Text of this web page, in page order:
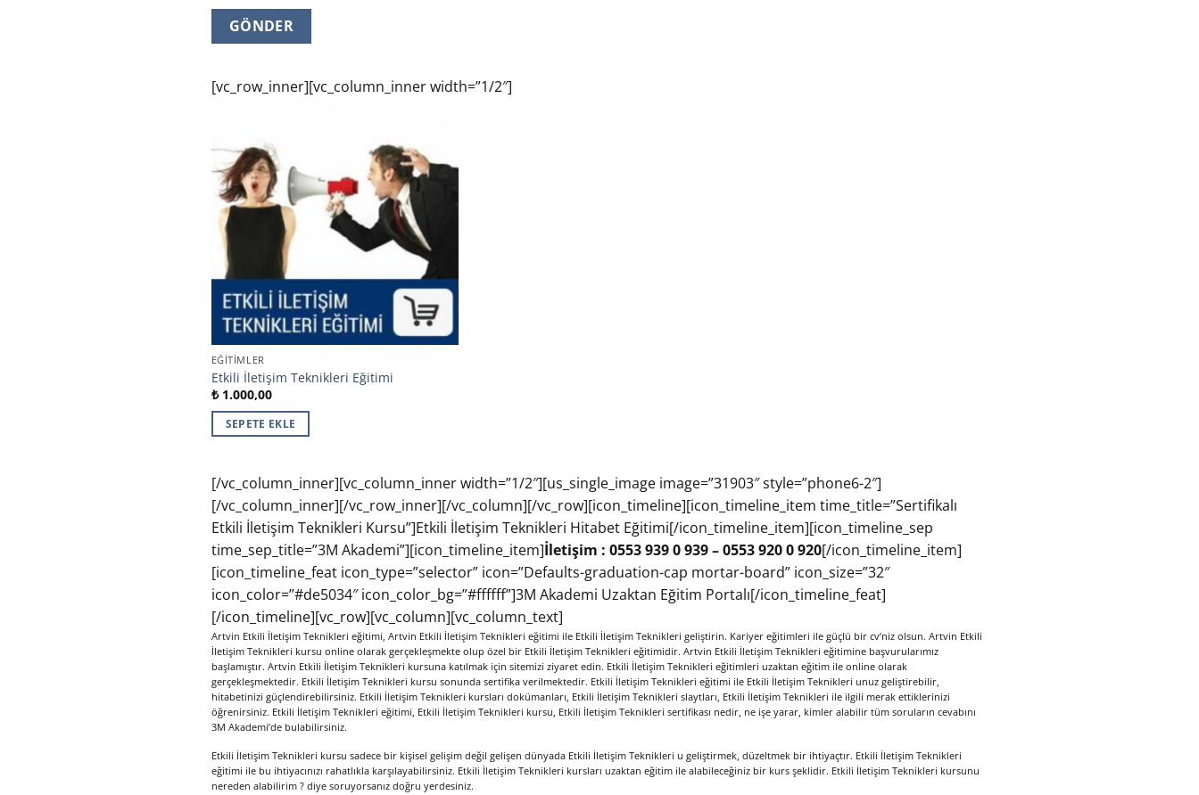
[vc_row_inner][vc_column_inner width=”1/2″]
EĞITIMLER
Etkili İletişim Teknikleri Eğitimi
₺1.000,00
SEPETE EKLE
[/vc_column_inner][vc_column_inner width=”1/2″][us_single_image image=”31903″ style=”phone6-2″]
[/vc_column_inner][/vc_row_inner][/vc_column][/vc_row][icon_timeline][icon_timeline_item time_title=”Sertifikalı
Etkili İletişim Teknikleri Kursu”]Etkili İletişim Teknikleri Hitabet Eğitimi[/icon_timeline_item][icon_timeline_sep
time_sep_title=”3M Akademi”][icon_timeline_item]İletişim : 0553 939 0 939 – 0553 920 0 920[/icon_timeline_item]
[icon_timeline_feat icon_type=”selector” icon=”Defaults-graduation-cap mortar-board” icon_size=”32″
icon_color=”#de5034″ icon_color_bg=”#ffffff”]3M Akademi Uzaktan Eğitim Portalı[/icon_timeline_feat]
[/icon_timeline][vc_row][vc_column][vc_column_text]
Artvin Etkili İletişim Teknikleri eğitimi, Artvin Etkili İletişim Teknikleri eğitimi ile Etkili İletişim Teknikleri geliştirin. Kariyer eğitimleri ile güçlü bir cv’niz olsun. Artvin Etkili
İletişim Teknikleri kursu online olarak gerçekleşmekte olup özel bir Etkili İletişim Teknikleri eğitimidir. Artvin Etkili İletişim Teknikleri eğitimine başvurularımız
başlamıştır. Artvin Etkili İletişim Teknikleri kursuna katılmak için sitemizi ziyaret edin. Etkili İletişim Teknikleri eğitimleri uzaktan eğitim ile online olarak
gerçekleşmektedir. Etkili İletişim Teknikleri kursu sonunda sertifika verilmektedir. Etkili İletişim Teknikleri eğitimi ile Etkili İletişim Teknikleri unuz geliştirebilir,
hitabetinizi güçlendirebilirsiniz. Etkili İletişim Teknikleri kursları dokümanları, Etkili İletişim Teknikleri slaytları, Etkili İletişim Teknikleri ile ilgili merak ettiklerinizi
öğrenirsiniz. Etkili İletişim Teknikleri eğitimi, Etkili İletişim Teknikleri kursu, Etkili İletişim Teknikleri sertifikası nedir, ne işe yarar, kimler alabilir tüm soruların cevabını
3M Akademi’de bulabilirsiniz.
Etkili İletişim Teknikleri kursu sadece bir kişisel gelişim değil gelişen dünyada Etkili İletişim Teknikleri u geliştirmek, düzeltmek bir ihtiyaçtır. Etkili İletişim Teknikleri
eğitimi ile bu ihtiyacınızı rahatlıkla karşılayabilirsiniz. Etkili İletişim Teknikleri kursları uzaktan eğitim ile alabileceğiniz bir kurs şeklidir. Etkili İletişim Teknikleri kursunu
nereden alabilirim ? diye soruyorsanız doğru yerdesiniz.